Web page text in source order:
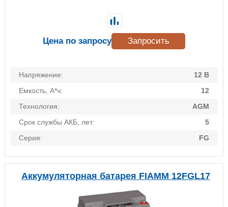
Напряжение:
12 В
Емкость, А*ч:
12
Технология:
AGM
Срок службы АКБ, лет:
5
Серия:
FG
Цена по запросу Запросить
Аккумуляторная батарея FIAMM 12FGL17